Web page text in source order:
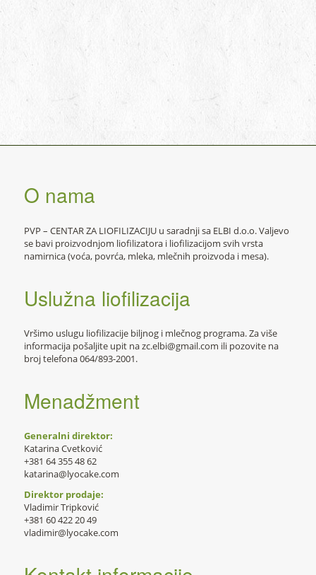
O nama
PVP – CENTAR ZA LIOFILIZACIJU u saradnji sa ELBI d.o.o. Valjevo
se bavi proizvodnjom liofilizatora i liofilizacijom svih vrsta
namirnica (voća, povrća, mleka, mlečnih proizvoda i mesa).
Uslužna liofilizacija
Vršimo uslugu liofilizacije biljnog i mlečnog programa. Za više
informacija pošaljite upit na zc.elbi@gmail.com ili pozovite na
broj telefona 064/893-2001.
Menadžment
Generalni direktor:
Katarina Cvetković
+381 64 355 48 62
katarina@lyocake.com
Direktor prodaje:
Vladimir Tripković
+381 60 422 20 49
vladimir@lyocake.com